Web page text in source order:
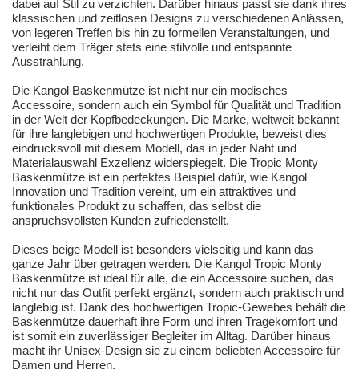
dabei auf Stil zu verzichten. Darüber hinaus passt sie dank ihres
klassischen und zeitlosen Designs zu verschiedenen Anlässen,
von legeren Treffen bis hin zu formellen Veranstaltungen, und
verleiht dem Träger stets eine stilvolle und entspannte
Ausstrahlung.
Die Kangol Baskenmütze ist nicht nur ein modisches
Accessoire, sondern auch ein Symbol für Qualität und Tradition
in der Welt der Kopfbedeckungen. Die Marke, weltweit bekannt
für ihre langlebigen und hochwertigen Produkte, beweist dies
eindrucksvoll mit diesem Modell, das in jeder Naht und
Materialauswahl Exzellenz widerspiegelt. Die Tropic Monty
Baskenmütze ist ein perfektes Beispiel dafür, wie Kangol
Innovation und Tradition vereint, um ein attraktives und
funktionales Produkt zu schaffen, das selbst die
anspruchsvollsten Kunden zufriedenstellt.
Dieses beige Modell ist besonders vielseitig und kann das
ganze Jahr über getragen werden. Die Kangol Tropic Monty
Baskenmütze ist ideal für alle, die ein Accessoire suchen, das
nicht nur das Outfit perfekt ergänzt, sondern auch praktisch und
langlebig ist. Dank des hochwertigen Tropic-Gewebes behält die
Baskenmütze dauerhaft ihre Form und ihren Tragekomfort und
ist somit ein zuverlässiger Begleiter im Alltag. Darüber hinaus
macht ihr Unisex-Design sie zu einem beliebten Accessoire für
Damen und Herren.